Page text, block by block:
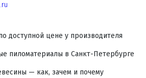
доступной цене у производителя
пиломатериалы в Санкт-Петербурге
— как, зачем и почему